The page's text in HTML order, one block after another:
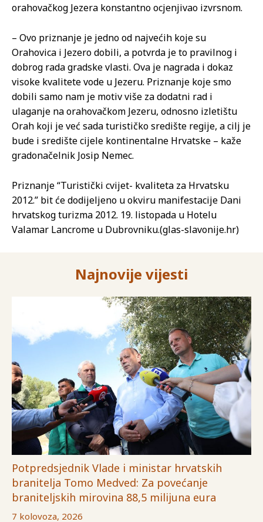
orahovačkog Jezera konstantno ocjenjivao izvrsnom.
– Ovo priznanje je jedno od najvećih koje su
Orahovica i Jezero dobili, a potvrda je to pravilnog i
dobrog rada gradske vlasti. Ova je nagrada i dokaz
visoke kvalitete vode u Jezeru. Priznanje koje smo
dobili samo nam je motiv više za dodatni rad i
ulaganje na orahovačkom Jezeru, odnosno izletištu
Orah koji je već sada turističko središte regije, a cilj je
bude i središte cijele kontinentalne Hrvatske – kaže
gradonačelnik Josip Nemec.
Priznanje “Turistički cvijet- kvaliteta za Hrvatsku
2012.” bit će dodijeljeno u okviru manifestacije Dani
hrvatskog turizma 2012. 19. listopada u Hotelu
Valamar Lancrome u Dubrovniku.(glas-slavonije.hr)
Najnovije vijesti
Potpredsjednik Vlade i ministar hrvatskih
branitelja Tomo Medved: Za povećanje
braniteljskih mirovina 88,5 milijuna eura
7 kolovoza, 2026